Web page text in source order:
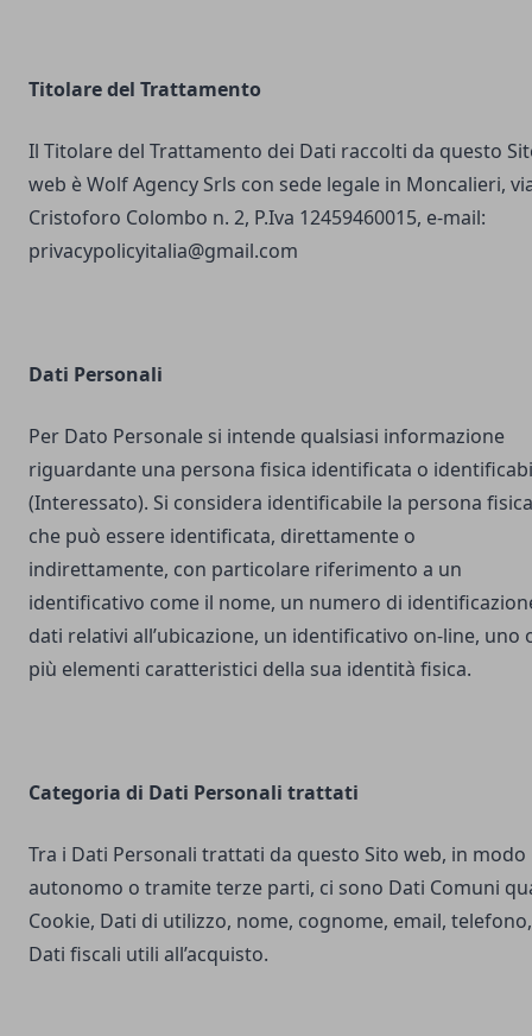
Titolare del Trattamento
Il Titolare del Trattamento dei Dati raccolti da questo
web è Wolf Agency Srls con sede legale in Moncalieri,
Cristoforo Colombo n. 2, P.Iva 12459460015, e-mail:
privacypolicyitalia@gmail.com
Dati Personali
Per Dato Personale si intende qualsiasi informazione
riguardante una persona fisica identificata o
(Interessato). Si considera identificabile la persona fisica
che può essere identificata, direttamente o
indirettamente, con particolare riferimento a un
identificativo come il nome, un numero di
dati relativi all’ubicazione, un identificativo on-line, uno
più elementi caratteristici della sua identità fisica.
Categoria di Dati Personali trattati
Tra i Dati Personali trattati da questo Sito web, in modo
autonomo o tramite terze parti, ci sono Dati Comuni
Cookie, Dati di utilizzo, nome, cognome, email, telefono,
Dati fiscali utili all’acquisto.